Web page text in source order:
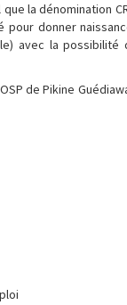
la dénomination
pour donner
avec la possibilité
de Pikine